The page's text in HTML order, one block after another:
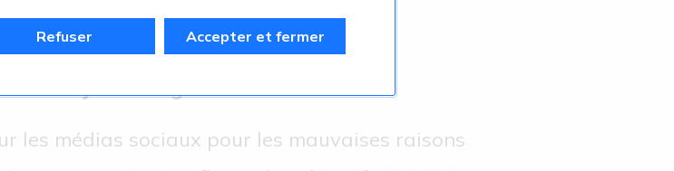
Refuser Accepter et fermer
vos objectifs organisationnels
les médias sociaux pour les mauvaises raisons